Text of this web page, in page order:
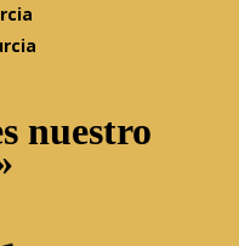
nuestro